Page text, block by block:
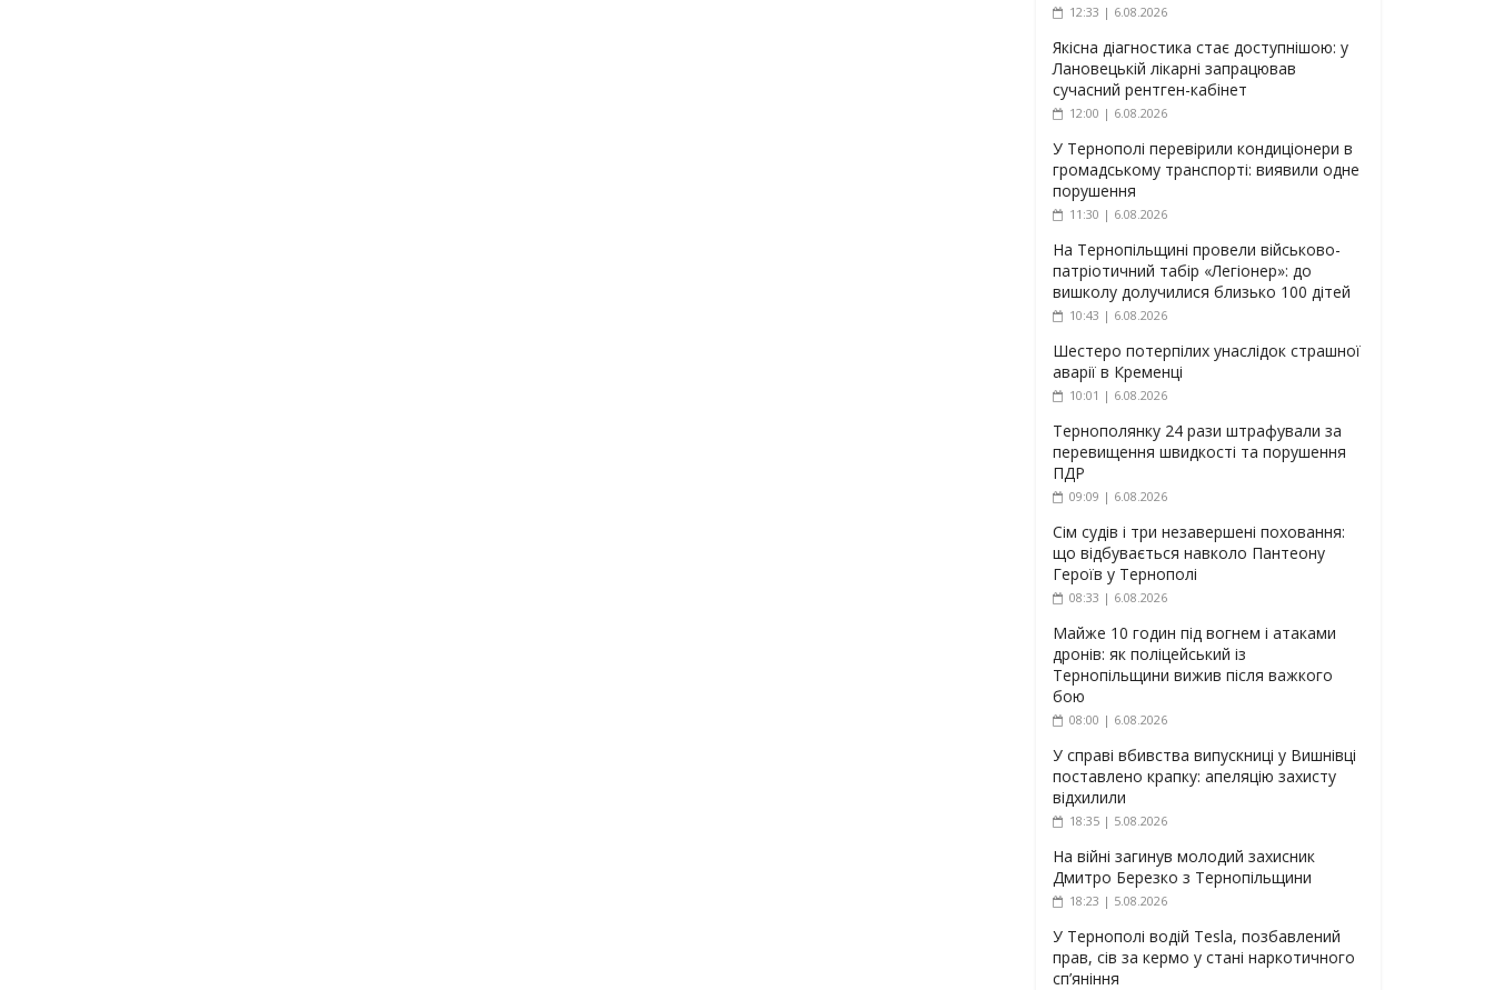
12:33 | 6.08.2026
Якісна діагностика стає доступнішою: у
Лановецькій лікарні запрацював
сучасний рентген-кабінет
12:00 | 6.08.2026
У Тернополі перевірили кондиціонери в
громадському транспорті: виявили одне
порушення
11:30 | 6.08.2026
На Тернопільщині провели військово-
патріотичний табір «Легіонер»: до
вишколу долучилися близько 100 дітей
10:43 | 6.08.2026
Шестеро потерпілих унаслідок страшної
аварії в Кременці
10:01 | 6.08.2026
Тернополянку 24 рази штрафували за
перевищення швидкості та порушення
ПДР
09:09 | 6.08.2026
Сім судів і три незавершені поховання:
що відбувається навколо Пантеону
Героїв у Тернополі
08:33 | 6.08.2026
Майже 10 годин під вогнем і атаками
дронів: як поліцейський із
Тернопільщини вижив після важкого
бою
08:00 | 6.08.2026
У справі вбивства випускниці у Вишнівці
поставлено крапку: апеляцію захисту
відхилили
18:35 | 5.08.2026
На війні загинув молодий захисник
Дмитро Березко з Тернопільщини
18:23 | 5.08.2026
У Тернополі водій Tesla, позбавлений
прав, сів за кермо у стані наркотичного
сп’яніння